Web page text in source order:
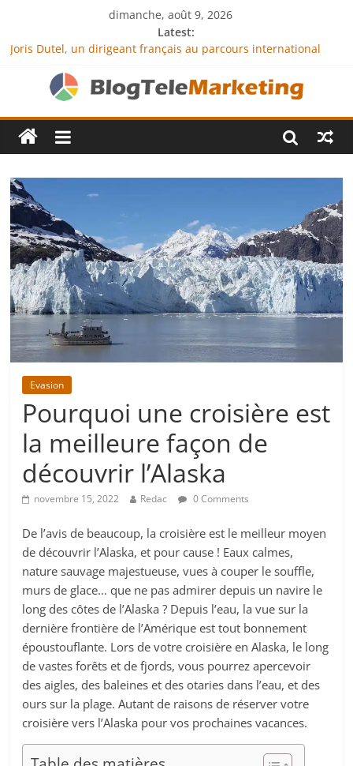
dimanche, août 9, 2026
Latest:
Joris Dutel, un dirigeant français au parcours international
Agria Assurance Animaux : comment l’entreprise se
démarque-t-elle de la concurrence ?
JCA Academy : l’excellence au service de l’indépendance
financière
Denis Bouclon : la diplomatie éducative comme moteur de
Next Terra International : des solutions logistiques au service
du commerce international
Evasion
Pourquoi une croisière est
la meilleure façon de
découvrir l’Alaska
novembre 15, 2022 Redac 0 Comments
De l’avis de beaucoup, la croisière est le meilleur moyen
de découvrir l’Alaska, et pour cause ! Eaux calmes,
nature sauvage majestueuse, vues à couper le souffle,
murs de glace… que ne pas admirer depuis un navire le
long des côtes de l’Alaska ? Depuis l’eau, la vue sur la
dernière frontière de l’Amérique est tout bonnement
époustouflante. Lors de votre croisière en Alaska, le long
de vastes forêts et de fjords, vous pourrez apercevoir
des aigles, des baleines et des otaries dans l’eau, et des
ours sur la plage. Autant de raisons de réserver votre
croisière vers l’Alaska pour vos prochaines vacances.